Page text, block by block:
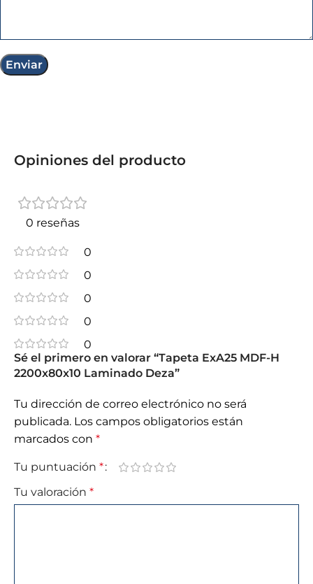
Opiniones del producto
0 reseñas
0
0
0
0
0
Sé el primero en valorar “Tapeta ExA25 MDF-H
2200x80x10 Laminado Deza”
Tu dirección de correo electrónico no será
publicada. Los campos obligatorios están
marcados con *
Tu puntuación *
Tu valoración *